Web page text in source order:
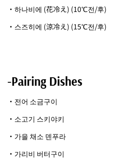
・하나비에 (花冷え) (10℃전/후)
・스즈히에 (涼冷え) (15℃전/후)
-Pairing Dishes
・전어 소금구이
・소고기 스키야키
・가을 채소 덴푸라
・가리비 버터구이